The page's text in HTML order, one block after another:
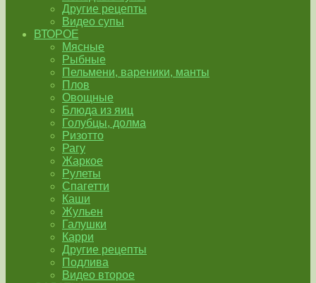
Другие рецепты
Видео супы
ВТОРОЕ
Мясные
Рыбные
Пельмени, вареники, манты
Плов
Овощные
Блюда из яиц
Голубцы, долма
Ризотто
Рагу
Жаркое
Рулеты
Спагетти
Каши
Жульен
Галушки
Карри
Другие рецепты
Подлива
Видео второе